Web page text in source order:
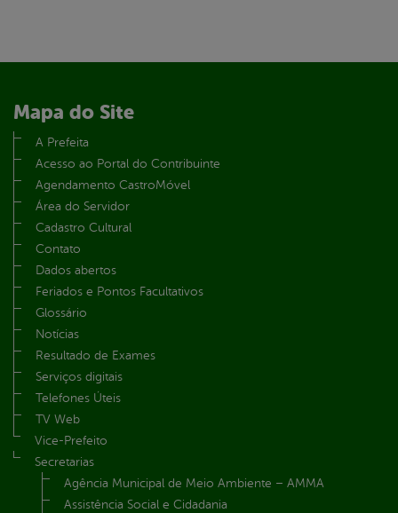
Mapa do Site
A Prefeita
Acesso ao Portal do Contribuinte
Agendamento CastroMóvel
Área do Servidor
Cadastro Cultural
Contato
Dados abertos
Feriados e Pontos Facultativos
Glossário
Notícias
Resultado de Exames
Serviços digitais
Telefones Úteis
TV Web
Vice-Prefeito
Secretarias
Agência Municipal de Meio Ambiente – AMMA
Assistência Social e Cidadania